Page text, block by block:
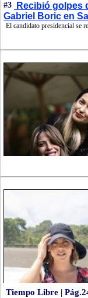
#3
Recibió golpes
Gabriel Boric en
El candidato presidencial se
Tiempo Libre |